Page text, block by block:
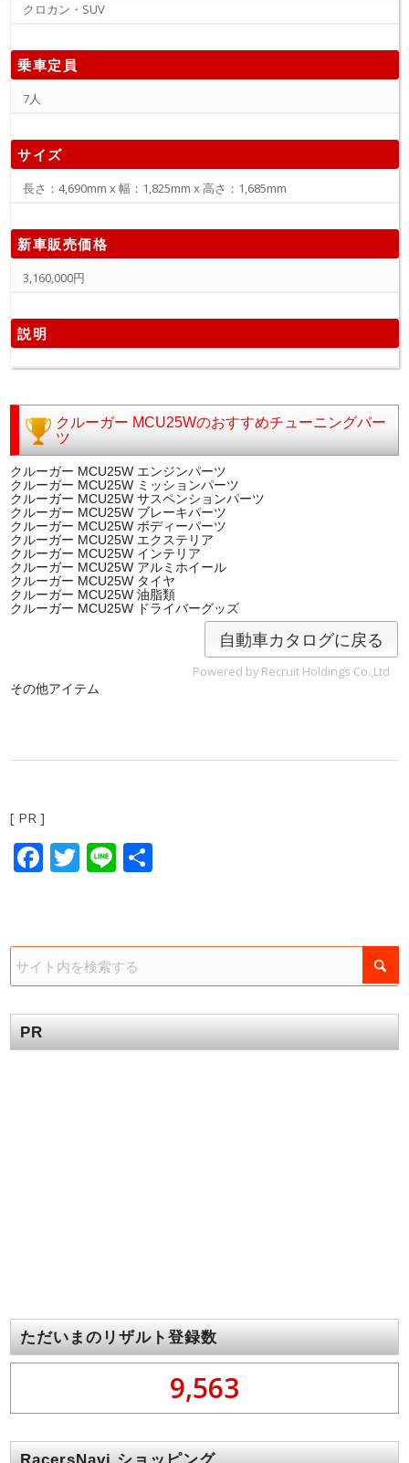
クロカン・SUV
乗車定員
7人
サイズ
長さ：4,690mm x 幅：1,825mm x 高さ：1,685mm
新車販売価格
3,160,000円
説明
クルーガー MCU25Wのおすすめチューニングパー
ツ
クルーガー MCU25W エンジンパーツ
クルーガー MCU25W ミッションパーツ
クルーガー MCU25W サスペンションパーツ
クルーガー MCU25W ブレーキパーツ
クルーガー MCU25W ボディーパーツ
クルーガー MCU25W エクステリア
クルーガー MCU25W インテリア
クルーガー MCU25W アルミホイール
クルーガー MCU25W タイヤ
クルーガー MCU25W 油脂類
クルーガー MCU25W ドライバーグッズ
自動車カタログに戻る
Powered by Recruit Holdings Co.,Ltd
その他アイテム
[ PR ]
Facebook
Twitter
Line
PR
ただいまのリザルト登録数
9,563
RacersNavi ショッピング